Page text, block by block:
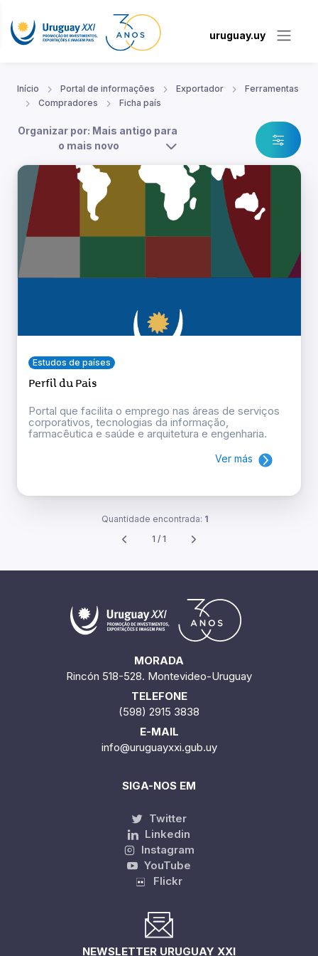
uruguay.uy
Início Portal de informações Exportador
Ferramentas
Compradores
Ficha país
Organizar por: Mais antigo para
o mais novo
Estudos de países
Perfil du Pais
Portal que facilita o emprego nas áreas de serviços
corporativos, tecnologias da informação,
farmacêutica e saúde e arquitetura e engenharia.
Ver más
Quantidade encontrada: 1
1 / 1
MORADA
Rincón 518-528. Montevideo-Uruguay
TELEFONE
(598) 2915 3838
E-MAIL
info@uruguayxxi.gub.uy
SIGA-NOS EM
Twitter
Linkedin
Instagram
YouTube
Flickr
NEWSLETTER URUGUAY XXI